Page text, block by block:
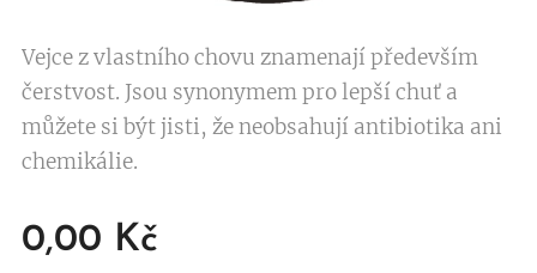
Vejce z vlastního chovu znamenají především
čerstvost. Jsou synonymem pro lepší chuť a
můžete si být jisti, že neobsahují antibiotika ani
chemikálie.
0,00 Kč